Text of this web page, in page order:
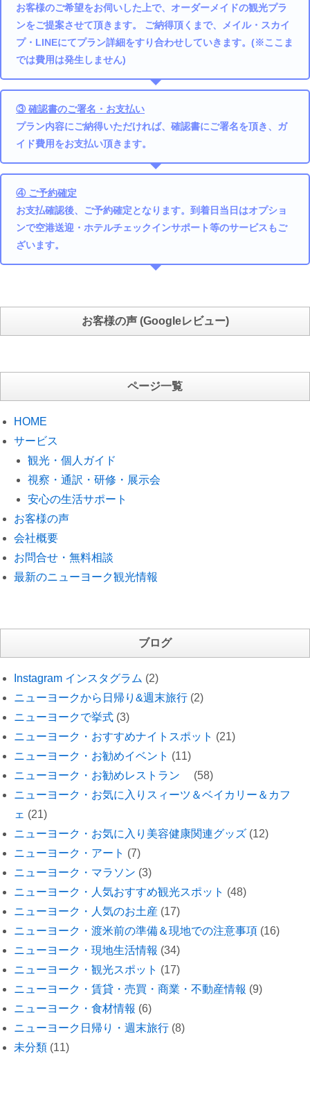
お客様のご希望をお伺いした上で、オーダーメイドの観光プラ
ンをご提案させて頂きます。 ご納得頂くまで、メイル・スカイ
プ・LINEにてプラン詳細をすり合わせしていきます。(※ここま
では費用は発生しません)
③ 確認書のご署名・お支払い
プラン内容にご納得いただければ、確認書にご署名を頂き、ガ
イド費用をお支払い頂きます。
④ ご予約確定
お支払確認後、ご予約確定となります。到着日当日はオプショ
ンで空港送迎・ホテルチェックインサポート等のサービスもご
ざいます。
お客様の声 (Googleレビュー)
ページ一覧
HOME
サービス
観光・個人ガイド
視察・通訳・研修・展示会
安心の生活サポート
お客様の声
会社概要
お問合せ・無料相談
最新のニューヨーク観光情報
ブログ
Instagram インスタグラム (2)
ニューヨークから日帰り&週末旅行 (2)
ニューヨークで挙式 (3)
ニューヨーク・おすすめナイトスポット (21)
ニューヨーク・お勧めイベント (11)
ニューヨーク・お勧めレストラン
(58)
ニューヨーク・お気に入りスィーツ＆ベイカリー＆カフ
ェ (21)
ニューヨーク・お気に入り美容健康関連グッズ (12)
ニューヨーク・アート (7)
ニューヨーク・マラソン (3)
ニューヨーク・人気おすすめ観光スポット (48)
ニューヨーク・人気のお土産 (17)
ニューヨーク・渡米前の準備＆現地での注意事項 (16)
ニューヨーク・現地生活情報 (34)
ニューヨーク・観光スポット (17)
ニューヨーク・賃貸・売買・商業・不動産情報 (9)
ニューヨーク・食材情報 (6)
ニューヨーク日帰り・週末旅行 (8)
未分類 (11)